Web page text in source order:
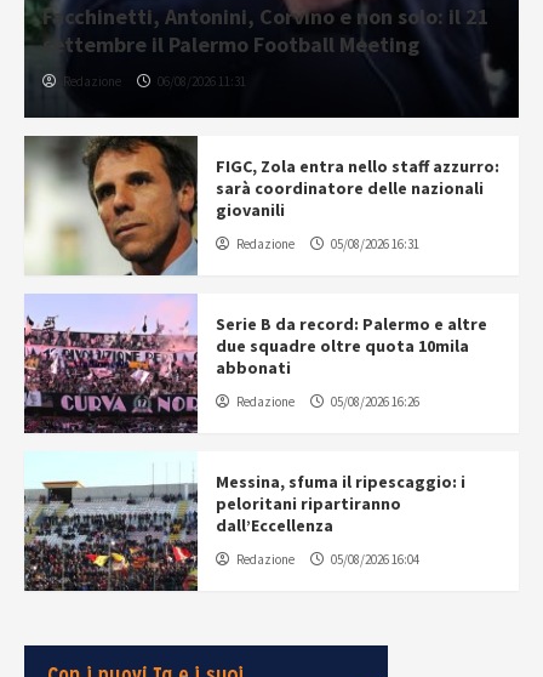
Facchinetti, Antonini, Corvino e non solo: il 21
settembre il Palermo Football Meeting
Redazione 06/08/2026 11:31
FIGC, Zola entra nello staff azzurro:
sarà coordinatore delle nazionali
giovanili
Redazione 05/08/2026 16:31
Serie B da record: Palermo e altre
due squadre oltre quota 10mila
abbonati
Redazione 05/08/2026 16:26
Messina, sfuma il ripescaggio: i
peloritani ripartiranno
dall’Eccellenza
Redazione 05/08/2026 16:04